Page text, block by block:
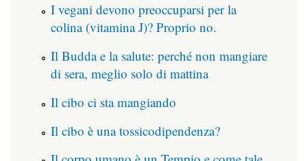
I vegani devono preoccuparsi per la
colina (vitamina J)? Proprio no.
Il Budda e la salute: perché non mangiare
di sera, meglio solo di mattina
Il cibo ci sta mangiando
Il cibo è una tossicodipendenza?